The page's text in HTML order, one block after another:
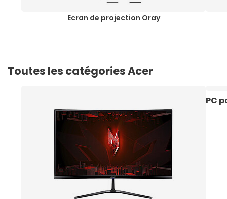
Ecran de projection Oray
Toutes les catégories Acer
PC